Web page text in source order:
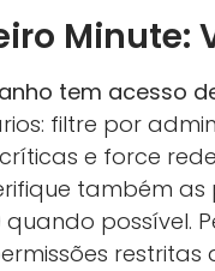
Minute:
tem acesso
filtre por
e force
também
quando possível.
restritas